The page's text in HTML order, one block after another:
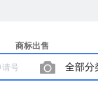
商标出售
全部分